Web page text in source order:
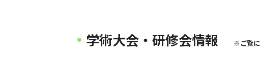
学術大会・研修会情報 ※ご覧